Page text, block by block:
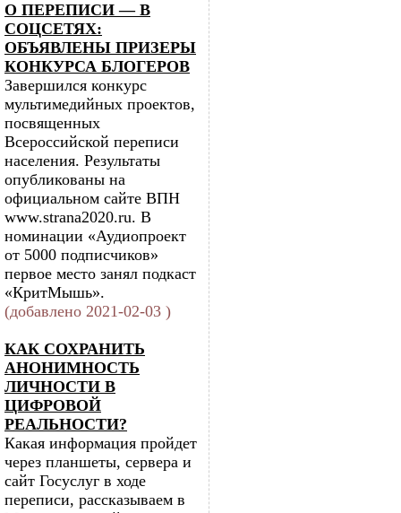
О ПЕРЕПИСИ — В
СОЦСЕТЯХ:
ОБЪЯВЛЕНЫ ПРИЗЕРЫ
КОНКУРСА БЛОГЕРОВ
Завершился конкурс
мультимедийных проектов,
посвященных
Всероссийской переписи
населения. Результаты
опубликованы на
официальном сайте ВПН
www.strana2020.ru. В
номинации «Аудиопроект
от 5000 подписчиков»
первое место занял подкаст
«КритМышь».
(добавлено 2021-02-03 )
КАК СОХРАНИТЬ
АНОНИМНОСТЬ
ЛИЧНОСТИ В
ЦИФРОВОЙ
РЕАЛЬНОСТИ?
Какая информация пройдет
через планшеты, сервера и
сайт Госуслуг в ходе
переписи, рассказываем в